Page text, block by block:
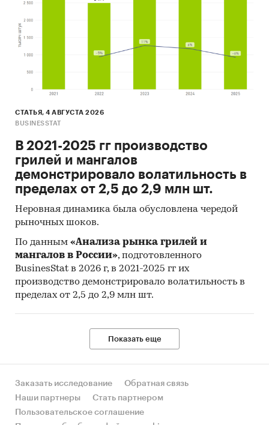
СТАТЬЯ, 4 АВГУСТА 2026
BUSINESSTAT
В 2021-2025 гг производство
грилей и мангалов
демонстрировало волатильность в
пределах от 2,5 до 2,9 млн шт.
Неровная динамика была обусловлена чередой
рыночных шоков.
По данным «Анализа рынка грилей и
мангалов в России», подготовленного
BusinesStat в 2026 г, в 2021-2025 гг их
производство демонстрировало волатильность в
пределах от 2,5 до 2,9 млн шт.
Показать еще
Заказать исследование
Обратная связь
Наши партнеры
Стать партнером
Пользовательское соглашение